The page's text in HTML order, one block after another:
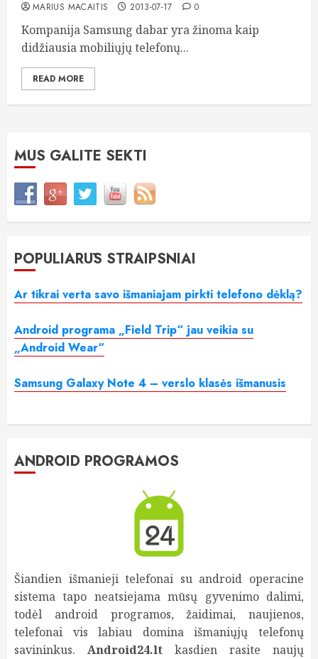
MARIUS MACAITIS 2013-07-17 0
Kompanija Samsung dabar yra žinoma kaip
didžiausia mobiliųjų telefonų...
READ MORE
MUS GALITE SEKTI
POPULIARŪS STRAIPSNIAI
Ar tikrai verta savo išmaniajam pirkti telefono dėklą?
Android programa „Field Trip“ jau veikia su
„Android Wear“
Samsung Galaxy Note 4 – verslo klasės išmanusis
ANDROID PROGRAMOS
Šiandien išmanieji telefonai su android operacine
sistema tapo neatsiejama mūsų gyvenimo dalimi,
todėl android programos, žaidimai, naujienos,
telefonai vis labiau domina išmaniųjų telefonų
savininkus. Android24.lt kasdien rasite naujų